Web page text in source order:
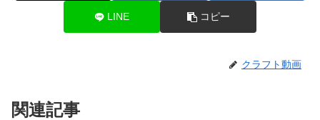
LINE コピー
クラフト動画
関連記事